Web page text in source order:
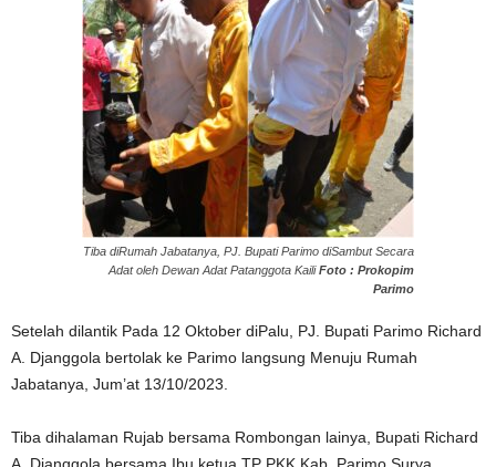
Tiba diRumah Jabatanya, PJ. Bupati Parimo diSambut Secara
Adat oleh Dewan Adat Patanggota KailiFoto : Prokopim
Parimo
Setelah dilantik Pada 12 Oktober diPalu, PJ. Bupati Parimo Richard
A. Djanggola bertolak ke Parimo langsung Menuju Rumah
Jabatanya, Jum’at 13/10/2023.
Tiba dihalaman Rujab bersama Rombongan lainya, Bupati Richard